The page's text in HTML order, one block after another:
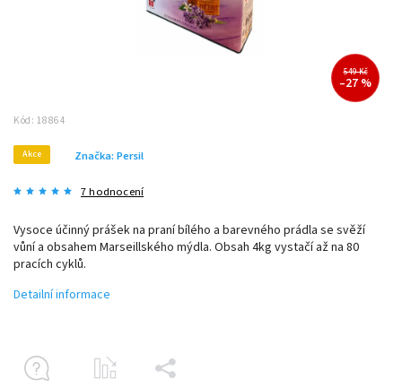
549 Kč
–27 %
Kód: 18864
Akce
7 hodnocení
Značka: Persil
Vysoce účinný prášek na praní bílého a barevného prádla se svěží
vůní a obsahem Marseillského mýdla. Obsah 4kg vystačí až na 80
pracích cyklů.
Detailní informace